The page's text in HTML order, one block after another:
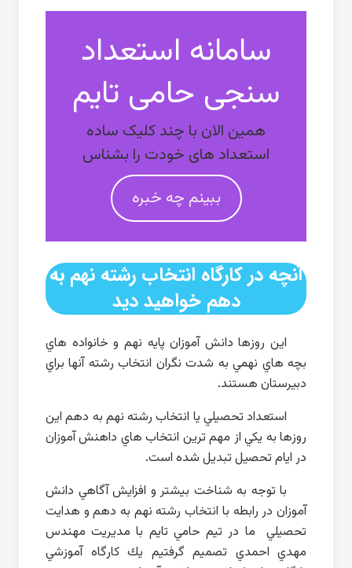
سامانه استعداد
سنجی حامی تایم
همین الان با چند کلیک ساده
استعداد های خودت را بشناس
ببینم چه خبره
آنچه در كارگاه انتخاب رشته نهم به
دهم خواهيد ديد
اين روزها دانش آموزان پايه نهم و خانواده هاي
بچه هاي نهمي به شدت نگران انتخاب رشته آنها براي
دبيرستان هستند.
استعداد تحصيلي يا انتخاب رشته نهم به دهم اين
روزها به يكي از مهم ترين انتخاب هاي داهنش آموزان
در ايام تحصيل تبديل شده است.
با توجه به شناخت بيشتر و افزايش آگاهي دانش
آموزان در رابطه با انتخاب رشته نهم به دهم و هدايت
تحصيلي ما در تيم حامي تايم با مديريت مهندس
مهدي احمدي تصميم گرفتيم يك كارگاه آموزشي